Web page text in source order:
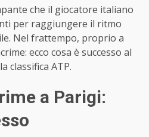
che il giocatore italiano
per raggiungere il ritmo
Nel frattempo, proprio a
ecco cosa è successo al
classifica ATP.
a Parigi: